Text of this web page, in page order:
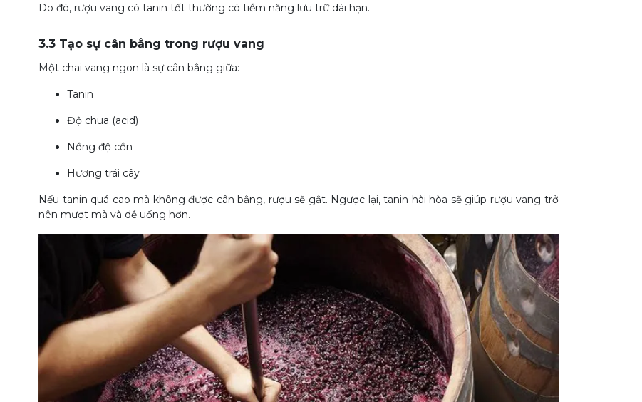
Do đó, rượu vang có tanin tốt thường có tiềm năng lưu trữ dài hạn.
3.3 Tạo sự cân bằng trong rượu vang
Một chai vang ngon là sự cân bằng giữa:
Tanin
Độ chua (acid)
Nồng độ cồn
Hương trái cây
Nếu tanin quá cao mà không được cân bằng, rượu sẽ gắt. Ngược lại, tanin hài hòa sẽ giúp rượu vang trở
nên mượt mà và dễ uống hơn.